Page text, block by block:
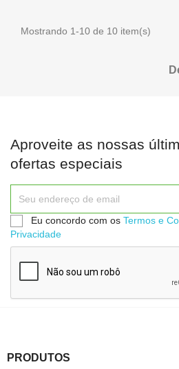
Mostrando 1-10 de 10 item(s)
Aproveite as nossas
ofertas especiais
Eu concordo com os Termos e
Privacidade
PRODUTOS